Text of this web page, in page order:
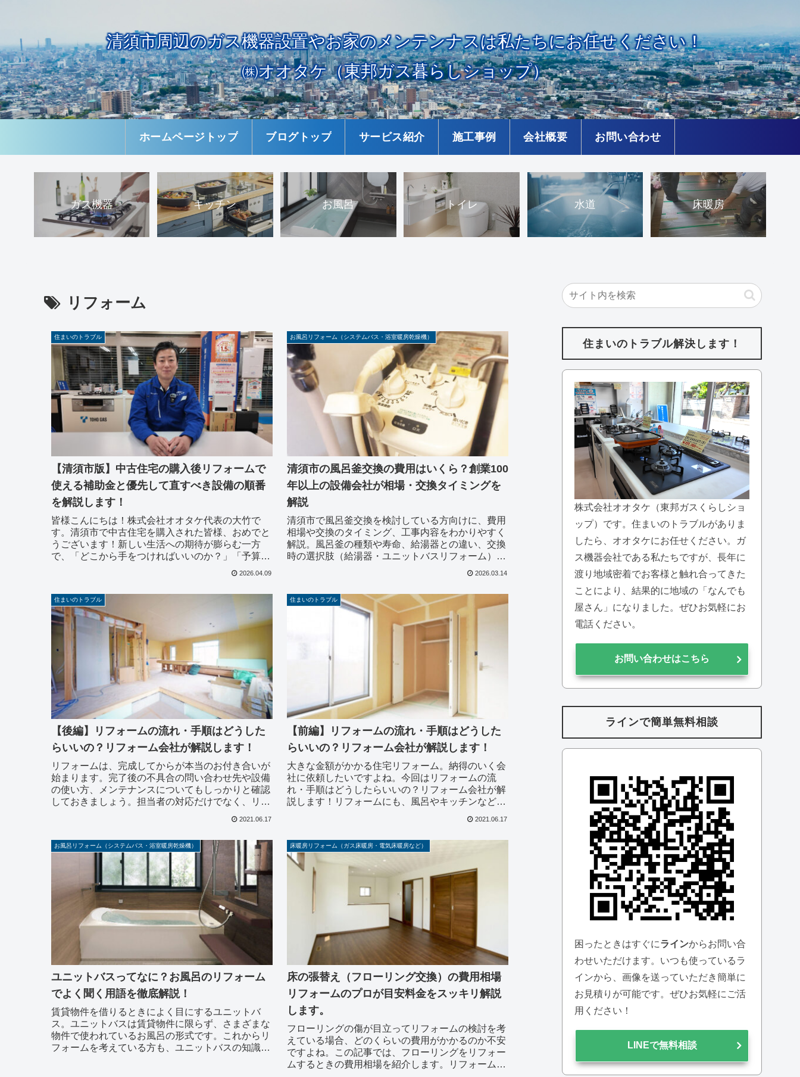
清須市周辺のガス機器設置やお家のメンテンナスは私たちにお任せください！
㈱オオタケ（東邦ガス暮らしショップ）
ホームページトップ ブログトップ サービス紹介 施工事例 会社概要 お問い合わせ
ガス機器 キッチン お風呂 トイレ 水道 床暖房
リフォーム
住まいのトラブル
【清須市版】中古住宅の購入後リフォームで
使える補助金と優先して直すべき設備の順番
を解説します！
皆様こんにちは！株式会社オオタケ代表の大竹で
す。清須市で中古住宅を購入された皆様、おめでと
うございます！新しい生活への期待が膨らむ一方
で、「どこから手をつければいいのか？」「予算内
でどこまで直せるか？」と悩まれる方も多いのでは
2026.04.09
お風呂リフォーム（システムバス・浴室暖房乾燥機）
清須市の風呂釜交換の費用はいくら？創業100
年以上の設備会社が相場・交換タイミングを
解説
清須市で風呂釜交換を検討している方向けに、費用
相場や交換のタイミング、工事内容をわかりやすく
解説。風呂釜の種類や寿命、給湯器との違い、交換
時の選択肢（給湯器・ユニットバスリフォーム）も
紹介しています。清須市の設備工事なら株式会社オ
2026.03.14
住まいのトラブル
【後編】リフォームの流れ・手順はどうした
らいいの？リフォーム会社が解説します！
リフォームは、完成してからが本当のお付き合いが
始まります。完了後の不具合の問い合わせ先や設備
の使い方、メンテナンスについてもしっかりと確認
しておきましょう。担当者の対応だけでなく、リフ
ォーム会社としての体制を確認しておくと担当者が
2021.06.17
住まいのトラブル
【前編】リフォームの流れ・手順はどうした
らいいの？リフォーム会社が解説します！
大きな金額がかかる住宅リフォーム。納得のいく会
社に依頼したいですよね。今回はリフォームの流
れ・手順はどうしたらいいの？リフォーム会社が解
説します！リフォームにも、風呂やキッチンなどの
水回り、間取り変更、外壁塗装までいろいろありま
2021.06.17
お風呂リフォーム（システムバス・浴室暖房乾燥機）
ユニットバスってなに？お風呂のリフォーム
でよく聞く用語を徹底解説！
賃貸物件を借りるときによく目にするユニットバ
ス。ユニットバスは賃貸物件に限らず、さまざまな
物件で使われているお風呂の形式です。これからリ
フォームを考えている方も、ユニットバスの知識を
床暖房リフォーム（ガス床暖房・電気床暖房など）
床の張替え（フローリング交換）の費用相場
リフォームのプロが目安料金をスッキリ解説
します。
フローリングの傷が目立ってリフォームの検討を考
えている場合、どのくらいの費用がかかるのか不安
ですよね。この記事では、フローリングをリフォー
ムするときの費用相場を紹介します。リフォームす
住まいのトラブル解決します！
株式会社オオタケ（東邦ガスくらしショ
ップ）です。住まいのトラブルがありま
したら、オオタケにお任せください。ガ
ス機器会社である私たちですが、長年に
渡り地域密着でお客様と触れ合ってきた
ことにより、結果的に地域の「なんでも
屋さん」になりました。ぜひお気軽にお
電話ください。
お問い合わせはこちら
ラインで簡単無料相談
困ったときはすぐにラインからお問い合
わせいただけます。いつも使っているラ
インから、画像を送っていただき簡単に
お見積りが可能です。ぜひお気軽にご活
用ください！
LINEで無料相談